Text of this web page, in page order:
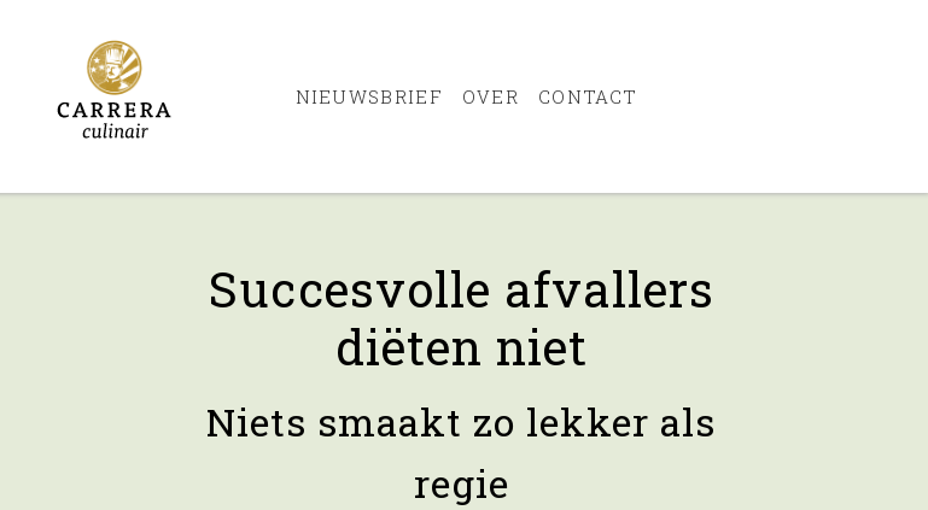
NIEUWSBRIEF OVER CONTACT
Succesvolle afvallers
diëten niet
Niets smaakt zo lekker als
regie